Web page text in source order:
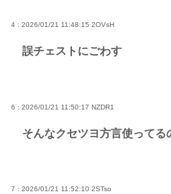
4 : 2026/01/21 11:48:15 2OVsH
誤チェストにごわす
6 : 2026/01/21 11:50:17 NZDR1
そんなクセツヨ方言使ってる
7 : 2026/01/21 11:52:10 2STso